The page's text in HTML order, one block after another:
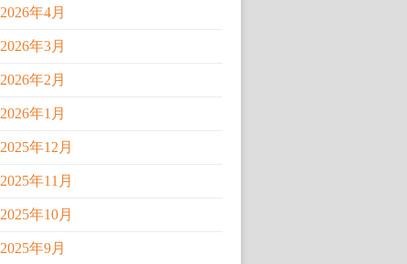
2026年4月
2026年3月
2026年2月
2026年1月
2025年12月
2025年11月
2025年10月
2025年9月